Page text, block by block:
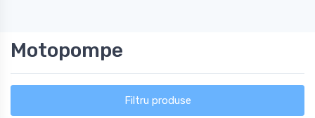
Motopompe
Filtru produse